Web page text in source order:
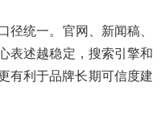
径统一。官网、新闻稿、
表述越稳定，搜索引擎和
有利于品牌长期可信度建